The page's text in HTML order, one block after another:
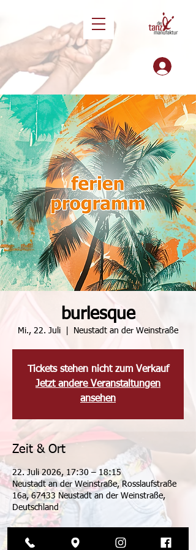
burlesque
Mi., 22. Juli Neustadt an der Weinstraße
Tickets stehen nicht zum Verkauf
Jetzt andere Veranstaltungen
ansehen
Zeit & Ort
22. Juli 2026, 17:30 – 18:15
Neustadt an der Weinstraße, Rosslaufstraße
16a, 67433 Neustadt an der Weinstraße,
Deutschland